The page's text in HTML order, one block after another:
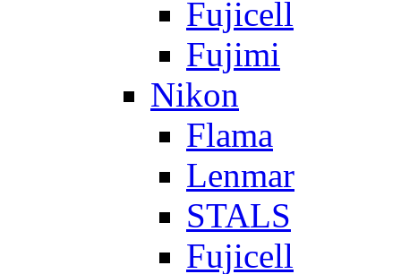
Fujicell
Fujimi
Nikon
Flama
Lenmar
STALS
Fujicell